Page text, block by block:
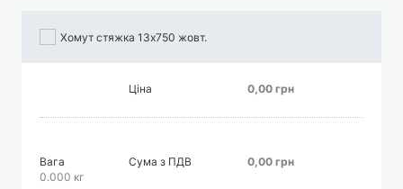
Хомут стяжка 13х750 жовт.
Ціна 0,00 грн
Вага
0.000 кг
Сума з ПДВ 0,00 грн